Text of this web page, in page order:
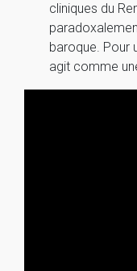
cliniques du
baroque. Pour
agit comme